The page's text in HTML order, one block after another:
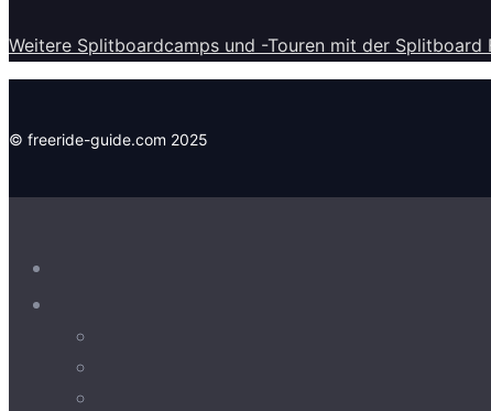
Weitere Splitboardcamps und -Touren mit der Splitboard
© freeride-guide.com 2025